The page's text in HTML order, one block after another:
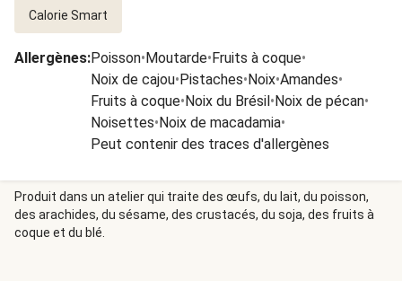
Calorie Smart
Allergènes:Poisson•Moutarde•Fruits à coque•
Noix de cajou•Pistaches•Noix•Amandes•
Fruits à coque•Noix du Brésil•Noix de pécan•
Noisettes•Noix de macadamia•
Peut contenir des traces d'allergènes
Produit dans un atelier qui traite des œufs, du lait, du poisson,
des arachides, du sésame, des crustacés, du soja, des fruits à
coque et du blé.